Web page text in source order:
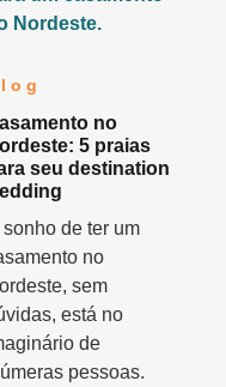
no
5 praias
seu destination
sonho de ter um
no
sem
está no
de
pessoas.